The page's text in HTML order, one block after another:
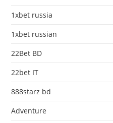
1xbet russia
1xbet russian
22Bet BD
22bet IT
888starz bd
Adventure